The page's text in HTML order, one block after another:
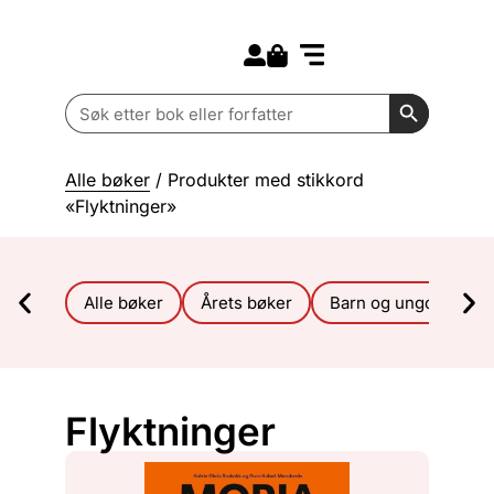
Search
for:
Search
Alle bøker / Produkter med stikkord
«Flyktninger»
Alle bøker Årets bøker Barn og ungdom
Flyktninger